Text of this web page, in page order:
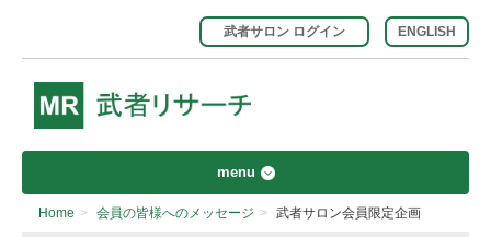
ENGLISH
武者サロン ログイン
menu
Home > 会員の皆様へのメッセージ > 武者サロン会員限定企画